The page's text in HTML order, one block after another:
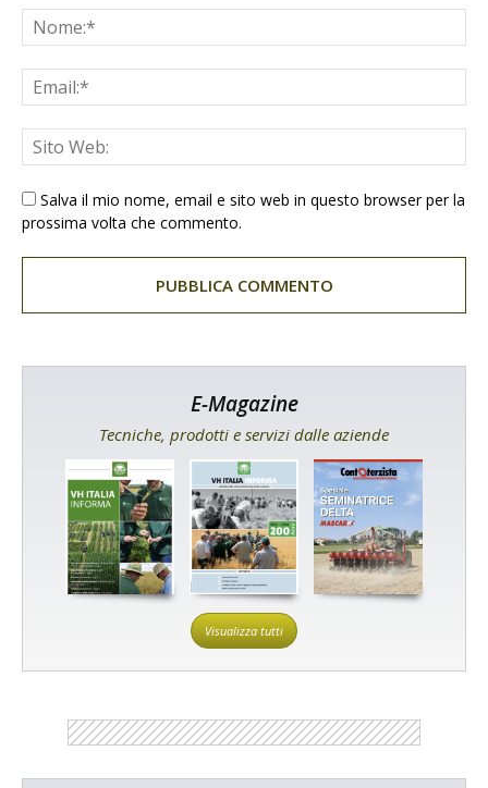
Salva il mio nome, email e sito web in questo browser per la
prossima volta che commento.
E-Magazine
Tecniche, prodotti e servizi dalle aziende
Visualizza tutti